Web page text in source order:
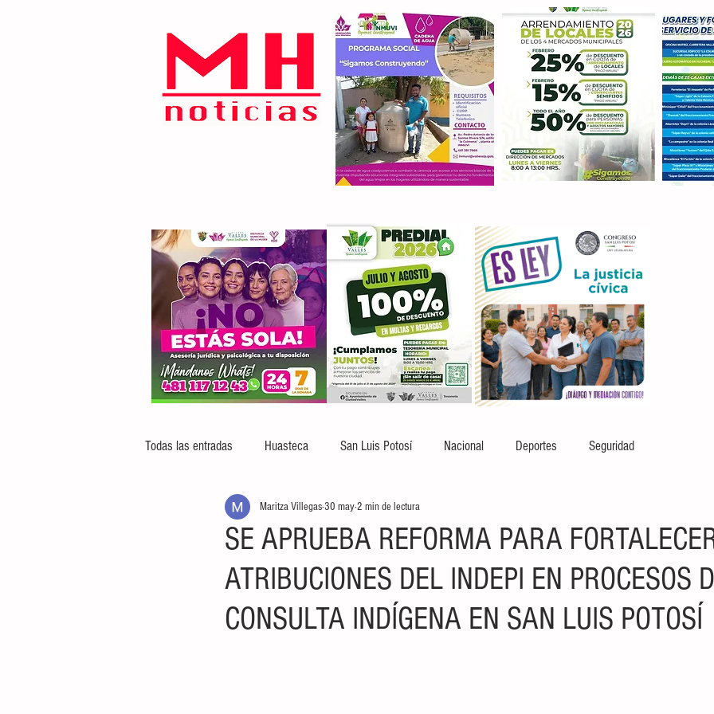
Todas las entradas Huasteca San Luis Potosí Nacional Deportes Seguridad
SE APRUEBA REFORMA PARA
ATRIBUCIONES DEL INDEPI EN PROCESOS
CONSULTA INDÍGENA EN SAN LUIS POTOSÍ
Maritza Villegas30 may2 min de lectura